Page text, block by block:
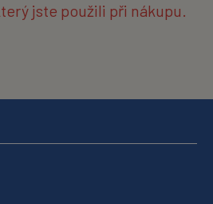
jste použili při nákupu.